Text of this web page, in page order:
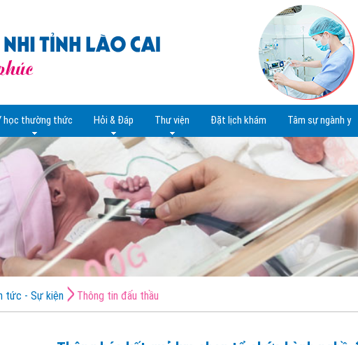
học thường thức Hỏi & Đáp Thư viện Đặt lịch khám Tâm sự ngành y
tức - Sự kiện Thông tin đấu thầu